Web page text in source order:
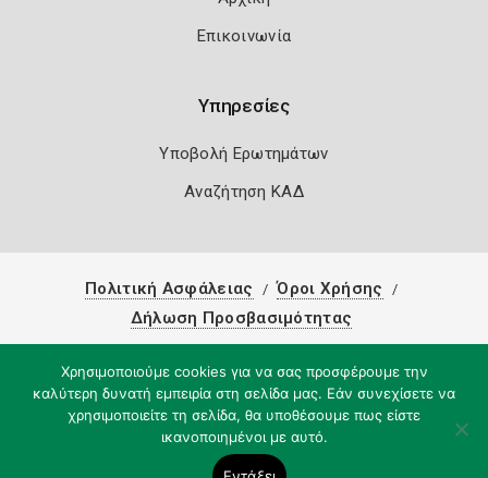
Επικοινωνία
Υπηρεσίες
Υποβολή Ερωτημάτων
Αναζήτηση ΚΑΔ
Πολιτική Ασφάλειας
Όροι Χρήσης
Δήλωση Προσβασιμότητας
Χρησιμοποιούμε cookies για να σας προσφέρουμε την
καλύτερη δυνατή εμπειρία στη σελίδα μας. Εάν συνεχίσετε να
χρησιμοποιείτε τη σελίδα, θα υποθέσουμε πως είστε
ικανοποιημένοι με αυτό.